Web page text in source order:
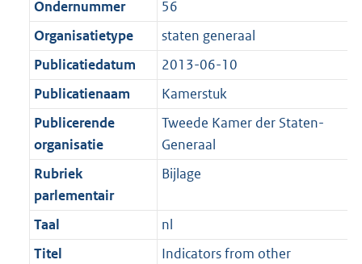
n
f
o
r
m
a
a
t
M
b
t
t
e
:
1
K
b
o
t
t
e
:
K
Ondernummer
56
Organisatietype
staten generaal
Publicatiedatum
2013-06-10
Publicatienaam
Kamerstuk
Publicerende
organisatie
Tweede Kamer der Staten-
Generaal
Rubriek
parlementair
Bijlage
Taal
nl
Titel
Indicators from other